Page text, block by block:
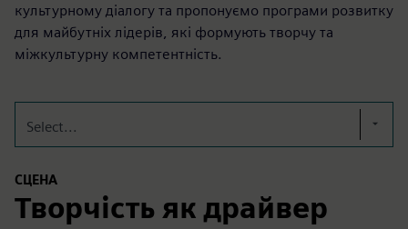
культурному діалогу та пропонуємо програми розвитку
для майбутніх лідерів, які формують творчу та
міжкультурну компетентність.
Select...
СЦЕНА
Творчість як драйвер